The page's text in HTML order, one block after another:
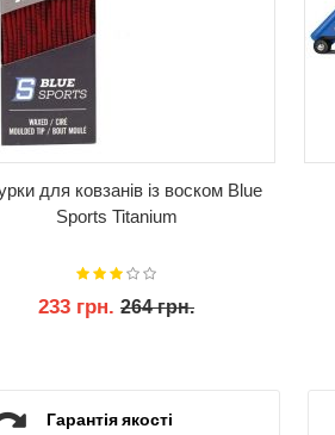
для ковзанів із воском Blue
Sports Titanium
233 грн. 264 грн.
Гарантія якості